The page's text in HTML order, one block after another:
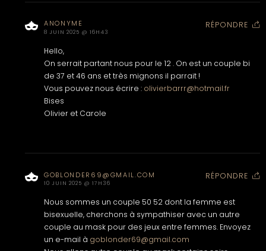
ANONYME
8 JUIN 2025 @ 16H43
RÉPONDRE
Hello,
On serrait partant nous pour le 12 . On est un couple bi
de 37 et 46 ans et très mignons il parrait !
Vous pouvez nous écrire : olivierbarrr@hotmail.fr
Bises
Olivier et Carole
GOBLONDER69@GMAIL.COM
10 JUIN 2025 @ 17H36
RÉPONDRE
Nous sommes un couple 50 52 dont la femme est
bisexuelle, cherchons à sympathiser avec un autre
couple au mask pour des jeux entre femmes. Envoyez
un e-mail à goblonder69@gmail.com